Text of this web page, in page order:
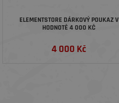
ELEMENTSTORE DÁRKOVÝ POUKAZ V
HODNOTĚ 4 000 KČ
4 000 Kč